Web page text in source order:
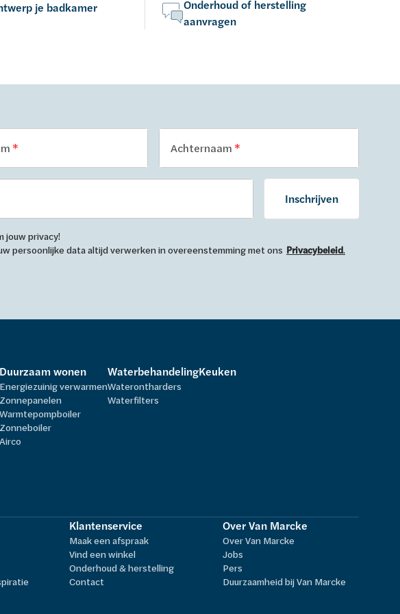
je badkamer
Onderhoud of herstelling
aanvragen
Achternaam
Inschrijven
jouw privacy!
persoonlijke data altijd verwerken in overeenstemming met ons Privacybeleid.
Duurzaam wonen
Energiezuinig verwarmen
Zonnepanelen
Warmtepompboiler
Zonneboiler
Airco
Waterbehandeling
Waterontharders
Waterfilters
Keuken
Klantenservice
Maak een afspraak
Vind een winkel
Onderhoud & herstelling
Contact
Over Van Marcke
Over Van Marcke
Jobs
Pers
Duurzaamheid bij Van Marcke